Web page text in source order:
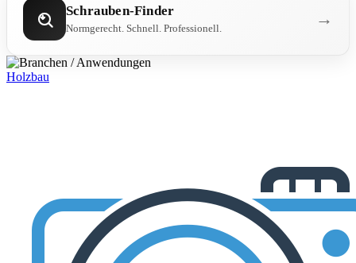
Schrauben-Finder
Normgerecht. Schnell. Professionell. →
Holzbau